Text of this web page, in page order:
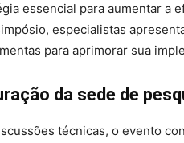
essencial para aumentar a
especialistas
para aprimorar sua
da sede de
técnicas, o evento